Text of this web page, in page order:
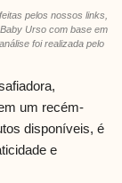
pelos nossos links,
Urso com base em
foi realizada pelo
um recém-
disponíveis, é
e